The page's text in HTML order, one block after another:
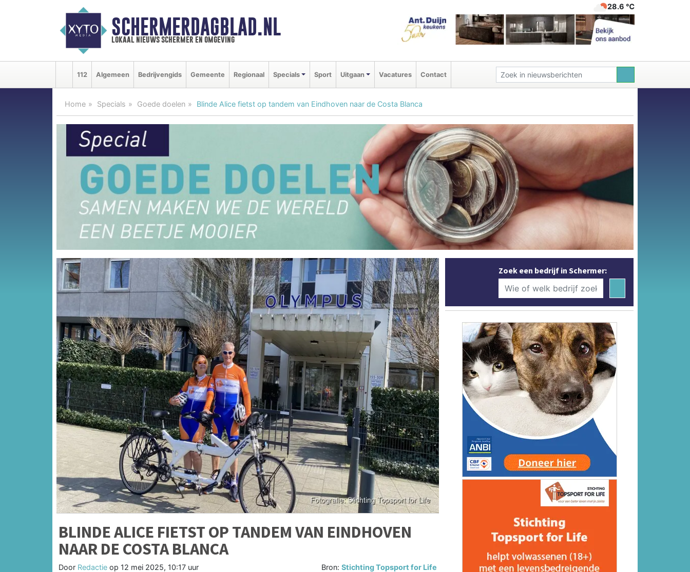
SCHERMERDAGBLAD.NL
lokaal nieuws schermer en omgeving
28.6 ℃
112 Algemeen Bedrijvengids Gemeente Regionaal Specials Sport Uitgaan Vacatures Contact
Home Specials Goede doelen Blinde Alice fietst op tandem van Eindhoven naar de Costa Blanca
BLINDE ALICE FIETST OP TANDEM VAN EINDHOVEN
NAAR DE COSTA BLANCA
Door Redactie op 12 mei 2025, 10:17 uur Bron:Stichting Topsport for Life
Zoek een bedrijf in Schermer: